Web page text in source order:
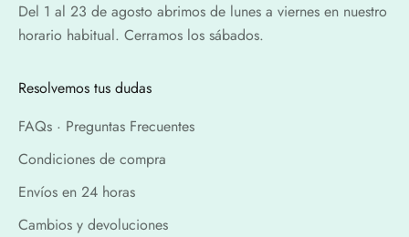
Del 1 al 23 de agosto abrimos de lunes a viernes en nuestro
horario habitual. Cerramos los sábados.
Resolvemos tus dudas
FAQs · Preguntas Frecuentes
Condiciones de compra
Envíos en 24 horas
Cambios y devoluciones